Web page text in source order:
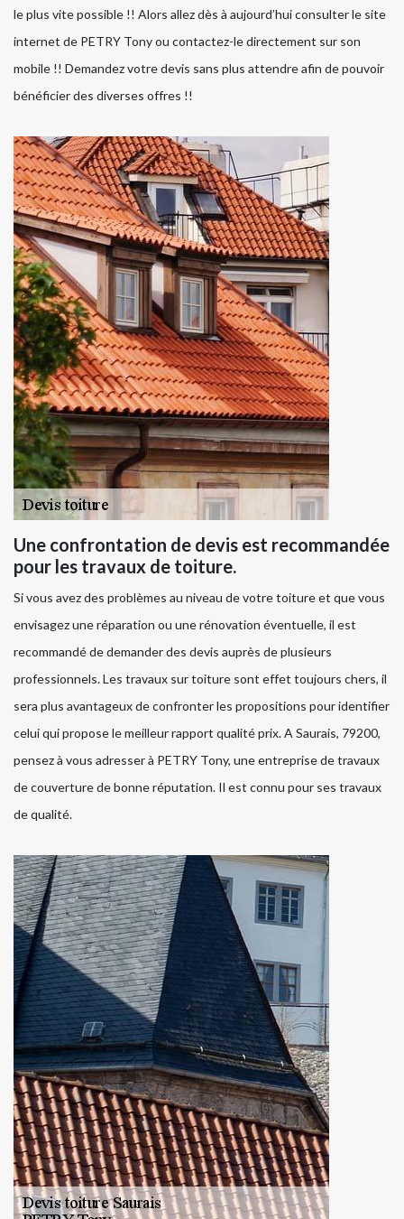
le plus vite possible !! Alors allez dès à aujourd’hui consulter le site
internet de PETRY Tony ou contactez-le directement sur son
mobile !! Demandez votre devis sans plus attendre afin de pouvoir
bénéficier des diverses offres !!
Une confrontation de devis est recommandée
pour les travaux de toiture.
Si vous avez des problèmes au niveau de votre toiture et que vous
envisagez une réparation ou une rénovation éventuelle, il est
recommandé de demander des devis auprès de plusieurs
professionnels. Les travaux sur toiture sont effet toujours chers, il
sera plus avantageux de confronter les propositions pour identifier
celui qui propose le meilleur rapport qualité prix. A Saurais, 79200,
pensez à vous adresser à PETRY Tony, une entreprise de travaux
de couverture de bonne réputation. Il est connu pour ses travaux
de qualité.